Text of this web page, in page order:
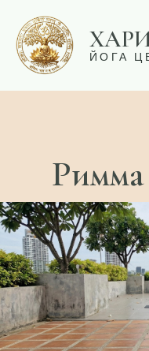
content
ЙОГА